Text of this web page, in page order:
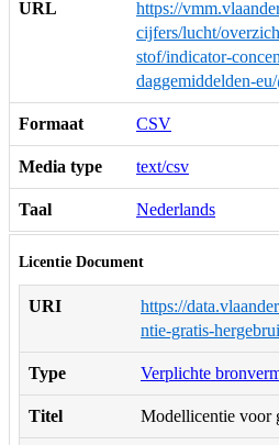
URL
https://
cijfers/lucht/
stof/indicator-
daggemiddelden-
Formaat CSV
Media type text/csv
Taal Nederlands
Licentie Document
URI
https://
ntie-gratis-
Type Verplichte
Titel Modellicentie voor